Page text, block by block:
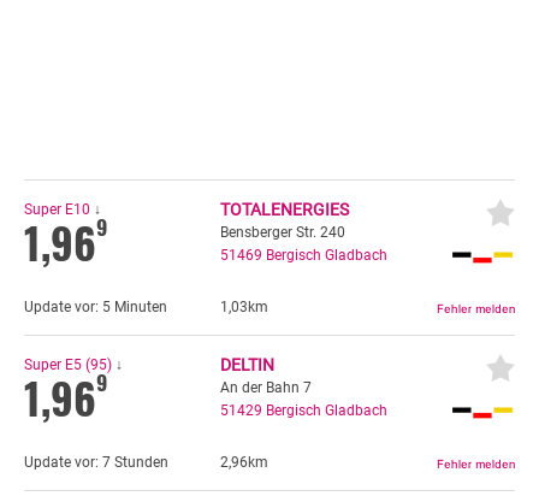
Super E10 ↓
1,969
TOTALENERGIES
Bensberger Str. 240
51469 Bergisch Gladbach
Update vor: 5 Minuten 1,03km
Super E5 (95) ↓
1,969
DELTIN
An der Bahn 7
51429 Bergisch Gladbach
Update vor: 7 Stunden 2,96km